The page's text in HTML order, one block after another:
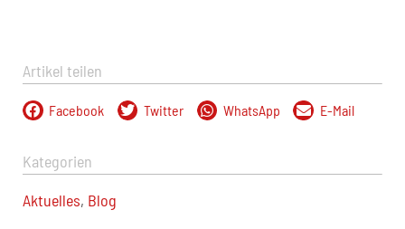
Artikel teilen
Facebook Twitter WhatsApp E-Mail
Kategorien
Aktuelles, Blog